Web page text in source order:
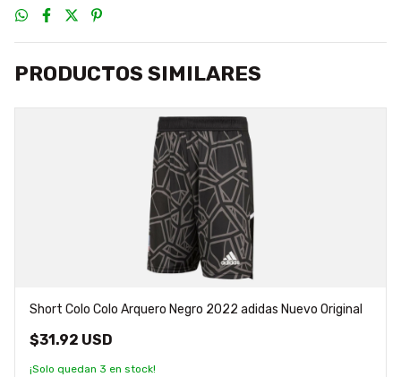
PRODUCTOS SIMILARES
Short Colo Colo Arquero Negro 2022 adidas Nuevo Original
$31.92 USD
¡Solo quedan 3 en stock!